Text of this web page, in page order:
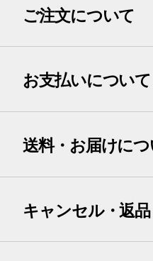
ご注文について
お支払いについて
送料・お届けに
キャンセル・返